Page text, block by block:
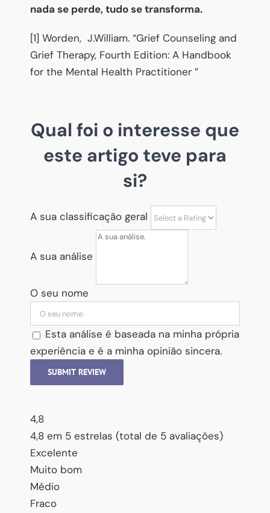
nada se perde, tudo se transforma.
[1] Worden, J.William. “Grief Counseling and
Grief Therapy, Fourth Edition: A Handbook
for the Mental Health Practitioner ”
Qual foi o interesse que
este artigo teve para
si?
A sua classificação geral
A sua análise
O seu nome
Esta análise é baseada na minha própria
experiência e é a minha opinião sincera.
SUBMIT REVIEW
4,8
4,8 em 5 estrelas (total de 5 avaliações)
Excelente
Muito bom
Médio
Fraco